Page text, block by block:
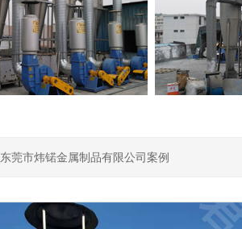
东莞市炜锘金属制品有限公司案例